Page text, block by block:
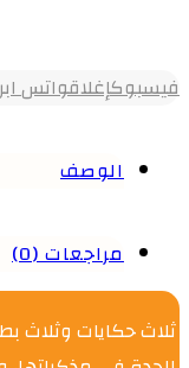
فيسبوكإغلاقواتس اب
الوصف
مراجعات (0)
ثلاث حكايات وثلاث